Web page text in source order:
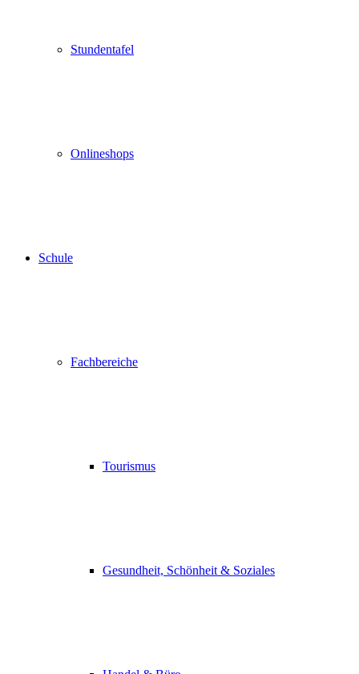
Stundentafel
Onlineshops
Schule
Fachbereiche
Tourismus
Gesundheit, Schönheit & Soziales